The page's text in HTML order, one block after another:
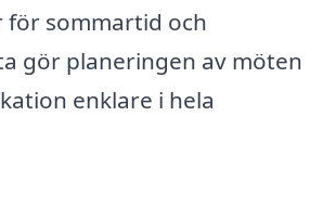
för sommartid och
gör planeringen av möten
enklare i hela